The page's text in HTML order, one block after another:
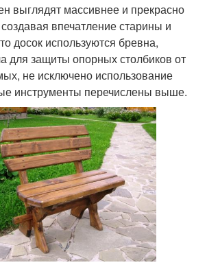
выглядят массивнее и прекрасно
впечатление старины и
досок используются бревна,
для защиты опорных столбиков от
не исключено использование
инструменты перечислены выше.